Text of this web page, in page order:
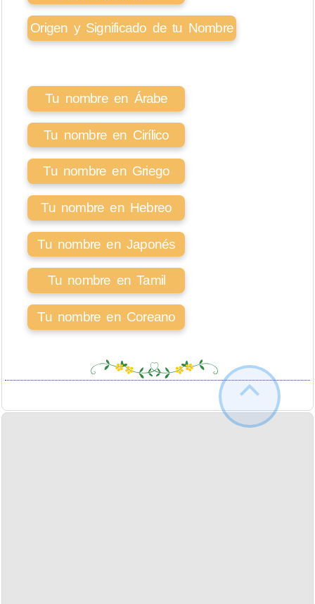
Origen y Significado de tu Nombre
Tu nombre en Árabe
Tu nombre en Cirílico
Tu nombre en Griego
Tu nombre en Hebreo
Tu nombre en Japonés
Tu nombre en Tamil
Tu nombre en Coreano